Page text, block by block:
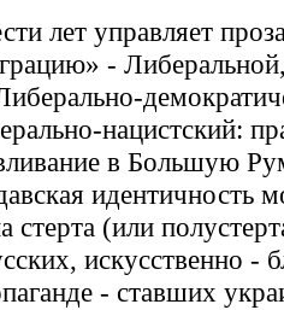
лет управляет
-
нацистский:
в Большую
идентичность
стерта (или
искусственно -
- ставших